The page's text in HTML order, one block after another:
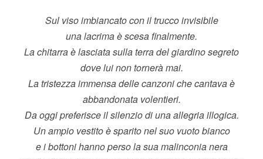
Sul viso imbiancato con il trucco invisibile
una lacrima è scesa finalmente.
La chitarra è lasciata sulla terra del giardino segreto
dove lui non tornerà mai.
La tristezza immensa delle canzoni che cantava è
abbandonata volentieri.
Da oggi preferisce il silenzio di una allegria illogica.
Un ampio vestito è sparito nel suo vuoto bianco
e i bottoni hanno perso la sua malinconia nera